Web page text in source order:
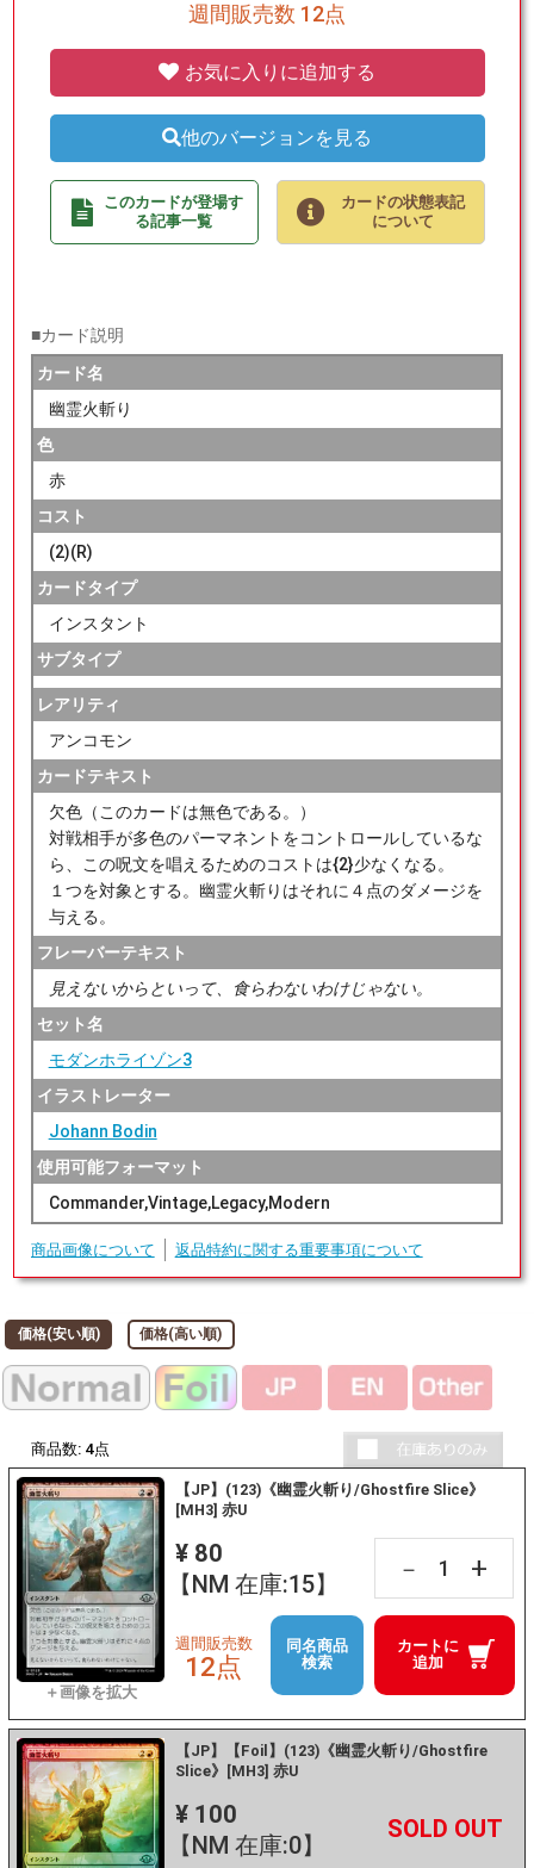
週間販売数 12点
お気に入りに追加する
他のバージョンを見る
このカードが登場す
る記事一覧
カードの状態表記
について
■カード説明
カード名
幽霊火斬り
色
赤
コスト
(2)(R)
カードタイプ
インスタント
サブタイプ
レアリティ
アンコモン
カードテキスト
欠色（このカードは無色である。）
対戦相手が多色のパーマネントをコントロールしているな
ら、この呪文を唱えるためのコストは{2}少なくなる。
１つを対象とする。幽霊火斬りはそれに４点のダメージを
与える。
フレーバーテキスト
見えないからといって、食らわないわけじゃない。
セット名
モダンホライゾン3
イラストレーター
Johann Bodin
使用可能フォーマット
Commander,Vintage,Legacy,Modern
商品画像について 返品特約に関する重要事項について
価格(安い順) 価格(高い順)
商品数: 4点
【JP】(123)《幽霊火斬り/Ghostfire Slice》
[MH3] 赤U
¥ 80
【NM 在庫:15】
－ +
カートに
追加
週間販売数
12点
同名商品
検索
【JP】【Foil】(123)《幽霊火斬り/Ghostfire
Slice》[MH3] 赤U
¥ 100
【NM 在庫:0】
－ +